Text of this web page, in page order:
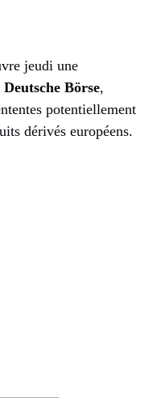
jeudi une
Deutsche Börse,
potentiellement
dérivés européens.